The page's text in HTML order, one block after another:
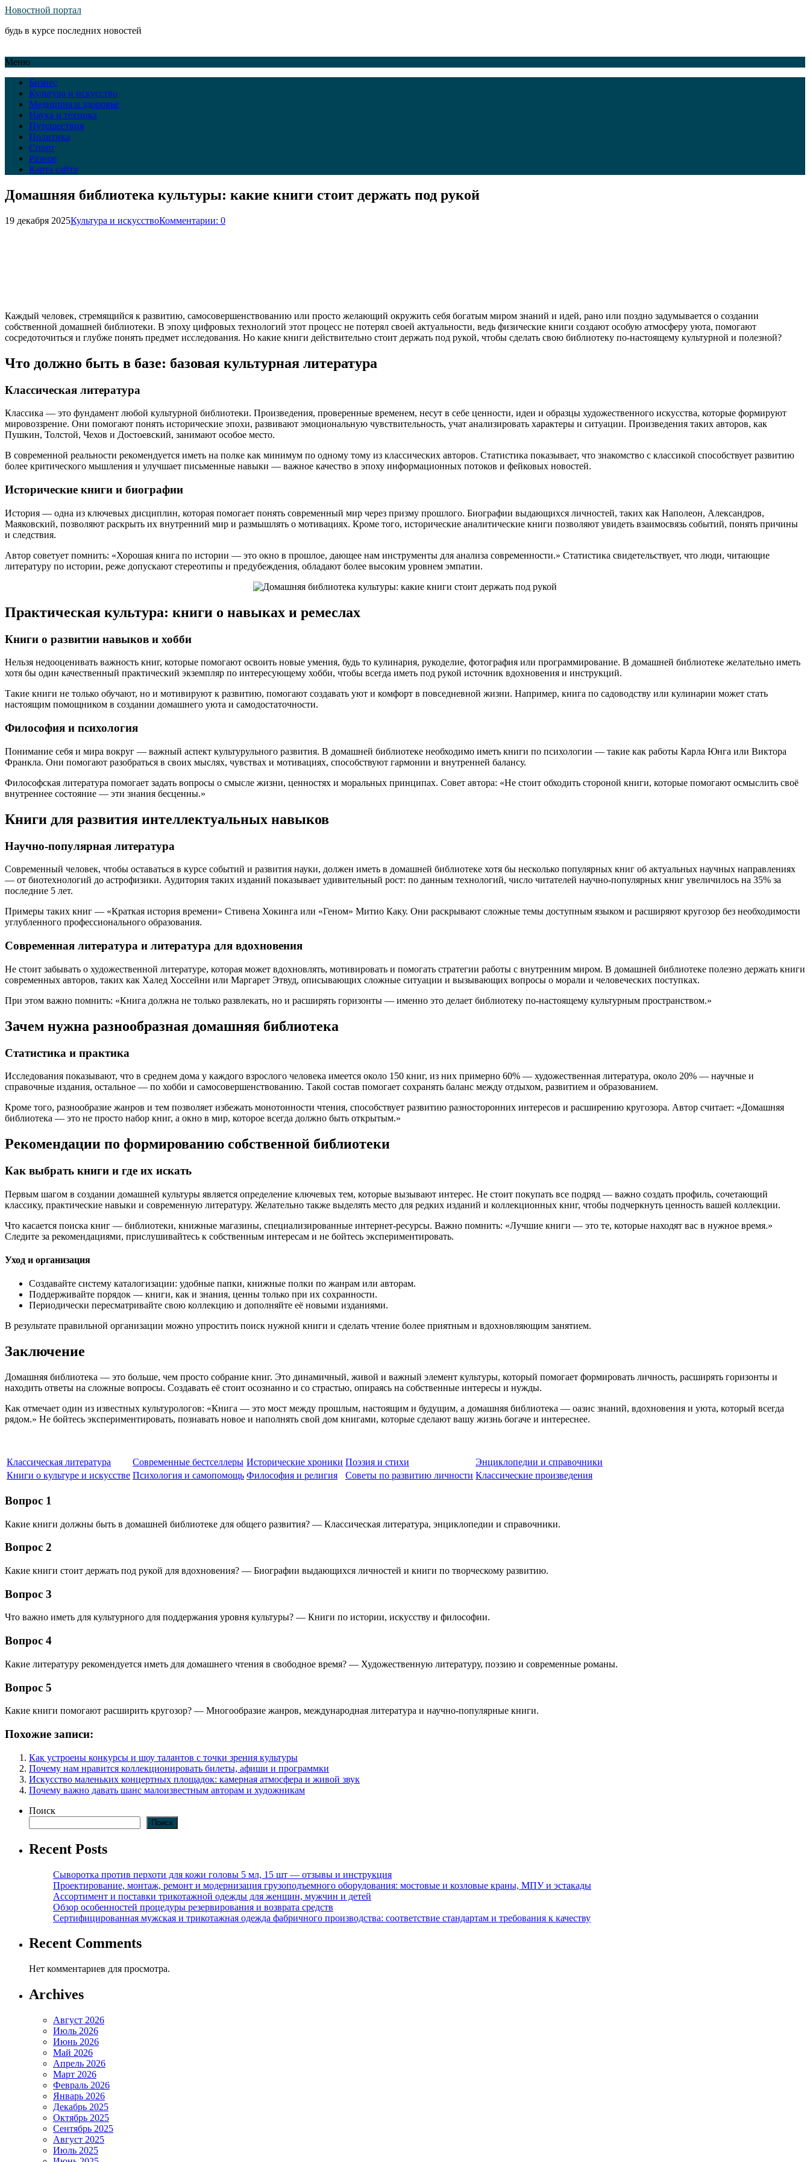
Новостной портал
будь в курсе последних новостей
Меню
Бизнес
Культура и искусство
Медицина и здоровье
Наука и техника
Путешествия
Политика
Спорт
Разное
Карта сайта
Домашняя библиотека культуры: какие книги стоит держать под рукой
19 декабря 2025Культура и искусствоКомментарии: 0
Каждый человек, стремящийся к развитию, самосовершенствованию или просто желающий окружить себя богатым миром знаний и идей, рано или поздно задумывается о создании
собственной домашней библиотеки. В эпоху цифровых технологий этот процесс не потерял своей актуальности, ведь физические книги создают особую атмосферу уюта, помогают
сосредоточиться и глубже понять предмет исследования. Но какие книги действительно стоит держать под рукой, чтобы сделать свою библиотеку по-настоящему культурной и полезной?
Что должно быть в базе: базовая культурная литература
Классическая литература
Классика — это фундамент любой культурной библиотеки. Произведения, проверенные временем, несут в себе ценности, идеи и образцы художественного искусства, которые формируют
мировоззрение. Они помогают понять исторические эпохи, развивают эмоциональную чувствительность, учат анализировать характеры и ситуации. Произведения таких авторов, как
Пушкин, Толстой, Чехов и Достоевский, занимают особое место.
В современной реальности рекомендуется иметь на полке как минимум по одному тому из классических авторов. Статистика показывает, что знакомство с классикой способствует развитию
более критического мышления и улучшает письменные навыки — важное качество в эпоху информационных потоков и фейковых новостей.
Исторические книги и биографии
История — одна из ключевых дисциплин, которая помогает понять современный мир через призму прошлого. Биографии выдающихся личностей, таких как Наполеон, Александров,
Маяковский, позволяют раскрыть их внутренний мир и размышлять о мотивациях. Кроме того, исторические аналитические книги позволяют увидеть взаимосвязь событий, понять причины
и следствия.
Автор советует помнить: «Хорошая книга по истории — это окно в прошлое, дающее нам инструменты для анализа современности.» Статистика свидетельствует, что люди, читающие
литературу по истории, реже допускают стереотипы и предубеждения, обладают более высоким уровнем эмпатии.
Практическая культура: книги о навыках и ремеслах
Книги о развитии навыков и хобби
Нельзя недооценивать важность книг, которые помогают освоить новые умения, будь то кулинария, рукоделие, фотография или программирование. В домашней библиотеке желательно иметь
хотя бы один качественный практический экземпляр по интересующему хобби, чтобы всегда иметь под рукой источник вдохновения и инструкций.
Такие книги не только обучают, но и мотивируют к развитию, помогают создавать уют и комфорт в повседневной жизни. Например, книга по садоводству или кулинарии может стать
настоящим помощником в создании домашнего уюта и самодостаточности.
Философия и психология
Понимание себя и мира вокруг — важный аспект культурульного развития. В домашней библиотеке необходимо иметь книги по психологии — такие как работы Карла Юнга или Виктора
Франкла. Они помогают разобраться в своих мыслях, чувствах и мотивациях, способствуют гармонии и внутренней балансу.
Философская литература помогает задать вопросы о смысле жизни, ценностях и моральных принципах. Совет автора: «Не стоит обходить стороной книги, которые помогают осмыслить своё
внутреннее состояние — эти знания бесценны.»
Книги для развития интеллектуальных навыков
Научно-популярная литература
Современный человек, чтобы оставаться в курсе событий и развития науки, должен иметь в домашней библиотеке хотя бы несколько популярных книг об актуальных научных направлениях
— от биотехнологий до астрофизики. Аудитория таких изданий показывает удивительный рост: по данным технологий, число читателей научно-популярных книг увеличилось на 35% за
последние 5 лет.
Примеры таких книг — «Краткая история времени» Стивена Хокинга или «Геном» Митио Каку. Они раскрывают сложные темы доступным языком и расширяют кругозор без необходимости
углубленного профессионального образования.
Современная литература и литература для вдохновения
Не стоит забывать о художественной литературе, которая может вдохновлять, мотивировать и помогать стратегии работы с внутренним миром. В домашней библиотеке полезно держать книги
современных авторов, таких как Халед Хоссейни или Маргарет Этвуд, описывающих сложные ситуации и вызывающих вопросы о морали и человеческих поступках.
При этом важно помнить: «Книга должна не только развлекать, но и расширять горизонты — именно это делает библиотеку по-настоящему культурным пространством.»
Зачем нужна разнообразная домашняя библиотека
Статистика и практика
Исследования показывают, что в среднем дома у каждого взрослого человека имеется около 150 книг, из них примерно 60% — художественная литература, около 20% — научные и
справочные издания, остальное — по хобби и самосовершенствованию. Такой состав помогает сохранять баланс между отдыхом, развитием и образованием.
Кроме того, разнообразие жанров и тем позволяет избежать монотонности чтения, способствует развитию разносторонних интересов и расширению кругозора. Автор считает: «Домашняя
библиотека — это не просто набор книг, а окно в мир, которое всегда должно быть открытым.»
Рекомендации по формированию собственной библиотеки
Как выбрать книги и где их искать
Первым шагом в создании домашней культуры является определение ключевых тем, которые вызывают интерес. Не стоит покупать все подряд — важно создать профиль, сочетающий
классику, практические навыки и современную литературу. Желательно также выделять место для редких изданий и коллекционных книг, чтобы подчеркнуть ценность вашей коллекции.
Что касается поиска книг — библиотеки, книжные магазины, специализированные интернет-ресурсы. Важно помнить: «Лучшие книги — это те, которые находят вас в нужное время.»
Следите за рекомендациями, прислушивайтесь к собственным интересам и не бойтесь экспериментировать.
Уход и организация
Создавайте систему каталогизации: удобные папки, книжные полки по жанрам или авторам.
Поддерживайте порядок — книги, как и знания, ценны только при их сохранности.
Периодически пересматривайте свою коллекцию и дополняйте её новыми изданиями.
В результате правильной организации можно упростить поиск нужной книги и сделать чтение более приятным и вдохновляющим занятием.
Заключение
Домашняя библиотека — это больше, чем просто собрание книг. Это динамичный, живой и важный элемент культуры, который помогает формировать личность, расширять горизонты и
находить ответы на сложные вопросы. Создавать её стоит осознанно и со страстью, опираясь на собственные интересы и нужды.
Как отмечает один из известных культурологов: «Книга — это мост между прошлым, настоящим и будущим, а домашняя библиотека — оазис знаний, вдохновения и уюта, который всегда
рядом.» Не бойтесь экспериментировать, познавать новое и наполнять свой дом книгами, которые сделают вашу жизнь богаче и интереснее.
Классическая литература Современные бестселлеры Исторические хроники Поэзия и стихи
Энциклопедии и справочники
Книги о культуре и искусстве Психология и самопомощь Философия и религия Советы по развитию личности Классические произведения
Вопрос 1
Какие книги должны быть в домашней библиотеке для общего развития? — Классическая литература, энциклопедии и справочники.
Вопрос 2
Какие книги стоит держать под рукой для вдохновения? — Биографии выдающихся личностей и книги по творческому развитию.
Вопрос 3
Что важно иметь для культурного для поддержания уровня культуры? — Книги по истории, искусству и философии.
Вопрос 4
Какие литературу рекомендуется иметь для домашнего чтения в свободное время? — Художественную литературу, поэзию и современные романы.
Вопрос 5
Какие книги помогают расширить кругозор? — Многообразие жанров, международная литература и научно-популярные книги.
Похожие записи:
Как устроены конкурсы и шоу талантов с точки зрения культуры
Почему нам нравится коллекционировать билеты, афиши и программки
Искусство маленьких концертных площадок: камерная атмосфера и живой звук
Почему важно давать шанс малоизвестным авторам и художникам
Поиск
Поиск
Recent Posts
Сыворотка против перхоти для кожи головы 5 мл, 15 шт — отзывы и инструкция
Проектирование, монтаж, ремонт и модернизация грузоподъемного оборудования: мостовые и козловые краны, МПУ и эстакады
Ассортимент и поставки трикотажной одежды для женщин, мужчин и детей
Обзор особенностей процедуры резервирования и возврата средств
Сертифицированная мужская и трикотажная одежда фабричного производства: соответствие стандартам и требования к качеству
Recent Comments
Нет комментариев для просмотра.
Archives
Август 2026
Июль 2026
Июнь 2026
Май 2026
Апрель 2026
Март 2026
Февраль 2026
Январь 2026
Декабрь 2025
Октябрь 2025
Сентябрь 2025
Август 2025
Июль 2025